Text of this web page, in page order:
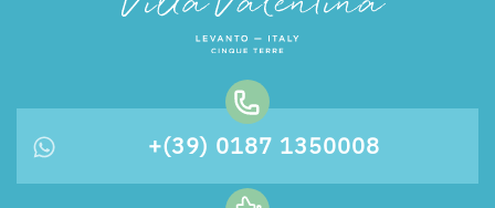
+(39) 0187 1350008